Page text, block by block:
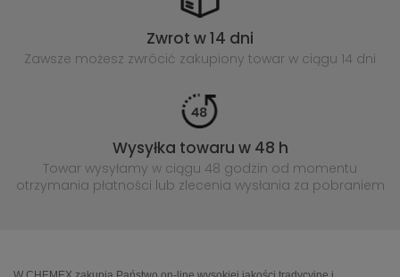
Zwrot w 14 dni
Zawsze możesz zwrócić zakupiony towar w ciągu 14 dni
Wysyłka towaru w 48 h
Towar wysyłamy w ciągu 48 godzin od momentu
otrzymania płatności lub zlecenia wysłania za pobraniem